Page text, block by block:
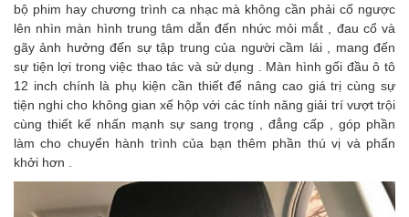
bộ phim hay chương trình ca nhạc mà không cần phải cố ngược
lên nhìn màn hình trung tâm dẫn đến nhức mỏi mắt , đau cổ và
gãy ảnh hưởng đến sự tập trung của người cầm lái , mang đến
sự tiện lợi trong việc thao tác và sử dụng . Màn hình gối đầu ô tô
12 inch chính là phụ kiện cần thiết để nâng cao giá trị cùng sự
tiện nghi cho không gian xế hộp với các tính năng giải trí vượt trội
cùng thiết kế nhấn mạnh sự sang trọng , đẳng cấp , góp phần
làm cho chuyển hành trình của bạn thêm phần thú vị và phấn
khởi hơn .